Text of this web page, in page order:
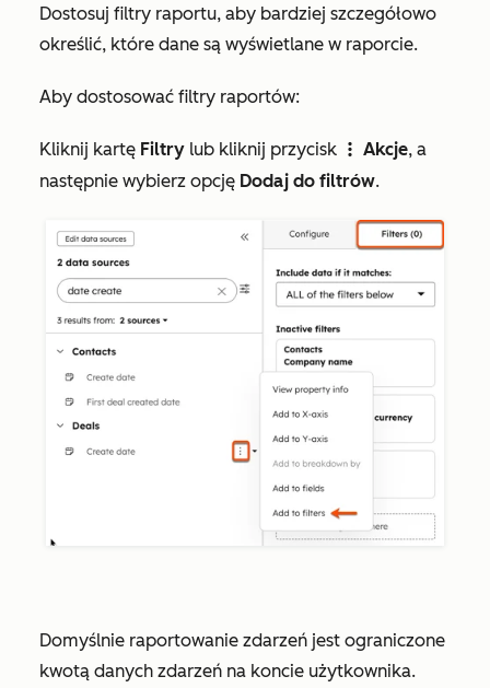
Dostosuj filtry raportu, aby bardziej szczegółowo
określić, które dane są wyświetlane w raporcie.
Aby dostosować filtry raportów:
Kliknij kartę Filtry lub kliknij przycisk verticalMenu Akcje, a
następnie wybierz opcję Dodaj do filtrów.
Domyślnie raportowanie zdarzeń jest ograniczone
kwotą danych zdarzeń na koncie użytkownika.